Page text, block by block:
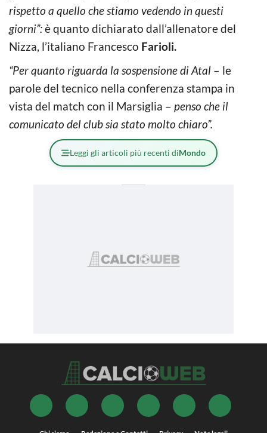
rispetto a quello che stiamo vedendo in questi
giorni”:è quanto dichiarato dall’allenatore del
Nizza, l’italiano Francesco Farioli.
“Per quanto riguarda la sospensione di Atal – le
parole del tecnico nella conferenza stampa in
vista del match con il Marsiglia – penso che il
comunicato del club sia stato molto chiaro”.
Leggi gli articoli più recenti diMondo